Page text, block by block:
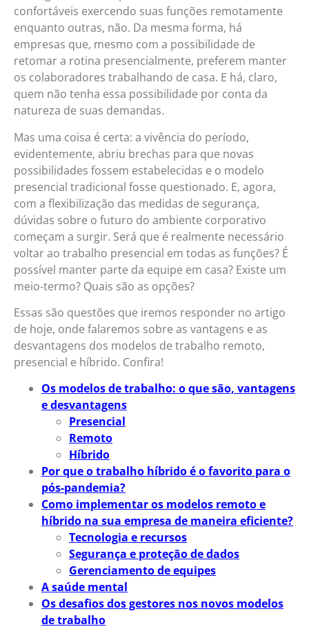
confortáveis exercendo suas funções remotamente
enquanto outras, não. Da mesma forma, há
empresas que, mesmo com a possibilidade de
retomar a rotina presencialmente, preferem manter
os colaboradores trabalhando de casa. E há, claro,
quem não tenha essa possibilidade por conta da
natureza de suas demandas.
Mas uma coisa é certa: a vivência do período,
evidentemente, abriu brechas para que novas
possibilidades fossem estabelecidas e o modelo
presencial tradicional fosse questionado. E, agora,
com a flexibilização das medidas de segurança,
dúvidas sobre o futuro do ambiente corporativo
começam a surgir. Será que é realmente necessário
voltar ao trabalho presencial em todas as funções? É
possível manter parte da equipe em casa? Existe um
meio-termo? Quais são as opções?
Essas são questões que iremos responder no artigo
de hoje, onde falaremos sobre as vantagens e as
desvantagens dos modelos de trabalho remoto,
presencial e híbrido. Confira!
Os modelos de trabalho: o que são, vantagens
e desvantagens
Presencial
Remoto
Híbrido
Por que o trabalho híbrido é o favorito para o
pós-pandemia?
Como implementar os modelos remoto e
híbrido na sua empresa de maneira eficiente?
Tecnologia e recursos
Segurança e proteção de dados
Gerenciamento de equipes
A saúde mental
Os desafios dos gestores nos novos modelos
de trabalho